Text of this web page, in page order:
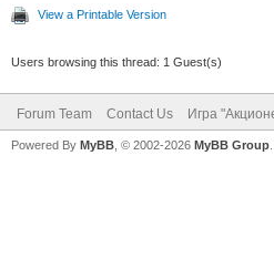
View a Printable Version
Users browsing this thread: 1 Guest(s)
Forum Team Contact Us Игра
Powered By MyBB , © 2002-2026 MyBB Group